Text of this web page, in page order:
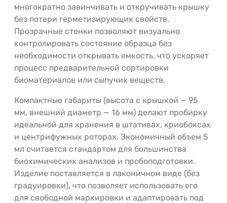
многократно завинчивать и откручивать крышку
без потери герметизирующих свойств.
Прозрачные стенки позволяют визуально
контролировать состояние образца без
необходимости открывать емкость, что ускоряет
процесс предварительной сортировки
биоматериалов или сыпучих веществ.
Компактные габариты (высота с крышкой — 95
мм, внешний диаметр — 16 мм) делают пробирку
идеальной для хранения в штативах, криобоксах
и центрифужных роторах. Экономичный объем 5
мл считается стандартом для большинства
биохимических анализов и пробоподготовки.
Изделие поставляется в лаконичном виде (без
градуировки), что позволяет использовать его
для свободной маркировки и адаптировать под